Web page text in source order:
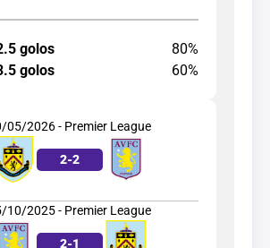
golos
80%
golos
60%
05/2026 - Premier League
2-2
10/2025 - Premier League
2-1